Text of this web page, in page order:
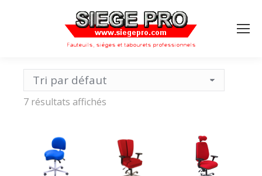
7 résultats affichés